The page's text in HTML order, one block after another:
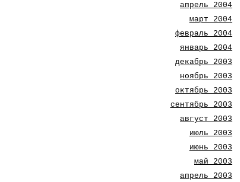
апрель 2004
март 2004
февраль 2004
январь 2004
декабрь 2003
ноябрь 2003
октябрь 2003
сентябрь 2003
август 2003
июль 2003
июнь 2003
май 2003
апрель 2003